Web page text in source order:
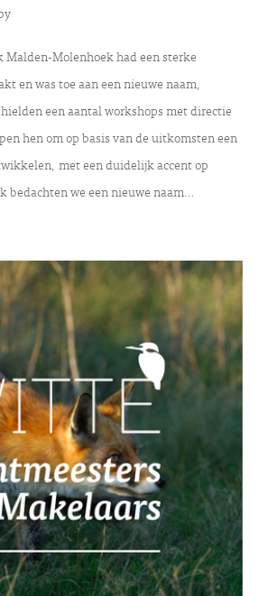
Malden-Molenhoek had een sterke
en was toe aan een nieuwe naam,
een aantal workshops met directie
hen om op basis van de uitkomsten een
met een duidelijk accent op
bedachten we een nieuwe naam…